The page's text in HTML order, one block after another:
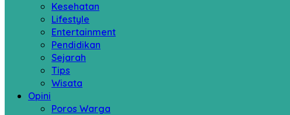
Kesehatan
Lifestyle
Entertainment
Pendidikan
Sejarah
Tips
Wisata
Opini
Poros Warga